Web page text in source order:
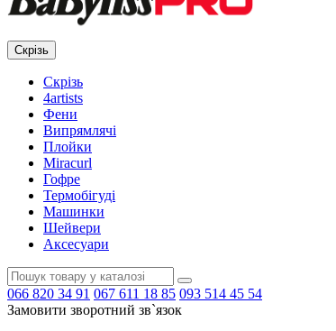
Скрізь
Скрізь
4artists
Фени
Випрямлячі
Плойки
Miracurl
Гофре
Термобігуді
Машинки
Шейвери
Аксесуари
066 820 34 91 067 611 18 85 093 514 45 54
Замовити зворотний зв`язок